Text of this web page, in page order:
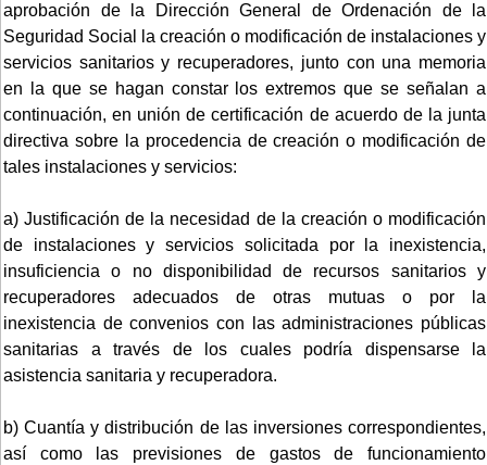
aprobación de la Dirección General de Ordenación de la
Seguridad Social la creación o modificación de instalaciones y
servicios sanitarios y recuperadores, junto con una memoria
en la que se hagan constar los extremos que se señalan a
continuación, en unión de certificación de acuerdo de la junta
directiva sobre la procedencia de creación o modificación de
tales instalaciones y servicios:
a) Justificación de la necesidad de la creación o modificación
de instalaciones y servicios solicitada por la inexistencia,
insuficiencia o no disponibilidad de recursos sanitarios y
recuperadores adecuados de otras mutuas o por la
inexistencia de convenios con las administraciones públicas
sanitarias a través de los cuales podría dispensarse la
asistencia sanitaria y recuperadora.
b) Cuantía y distribución de las inversiones correspondientes,
así como las previsiones de gastos de funcionamiento